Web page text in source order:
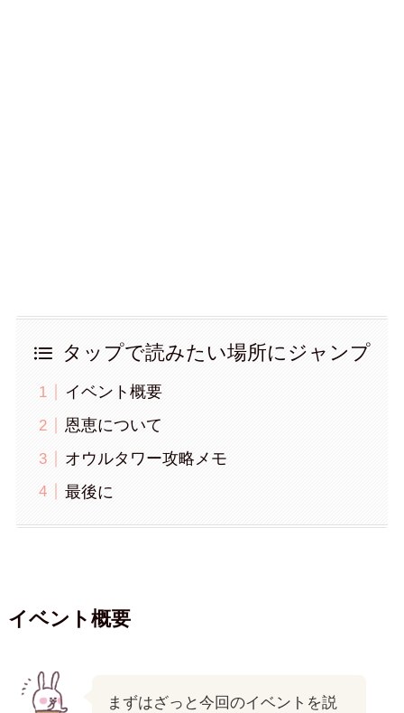
タップで読みたい場所にジャンプ
イベント概要
恩恵について
オウルタワー攻略メモ
最後に
イベント概要
まずはざっと今回のイベントを説